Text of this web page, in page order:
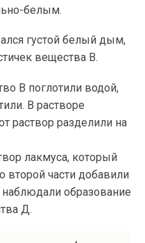
белым.
густой белый дым,
вещества В.
В поглотили водой,
В растворе
раствор разделили на
лакмуса, который
второй части добавили
образование
Д.